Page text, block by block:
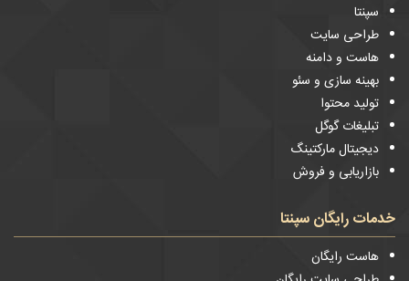
سپنتا
طراحی سایت
هاست و دامنه
بهینه سازی و سئو
تولید محتوا
تبلیغات گوگل
دیجیتال مارکتینگ
بازاریابی و فروش
خدمات رایگان سپنتا
هاست رایگان